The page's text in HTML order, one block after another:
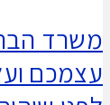
משרד
עצמכם